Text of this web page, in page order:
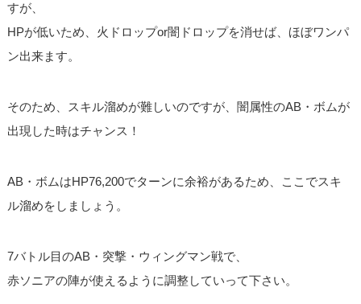
すが、
HPが低いため、火ドロップor闇ドロップを消せば、ほぼワンパ
ン出来ます。
そのため、スキル溜めが難しいのですが、闇属性のAB・ボムが
出現した時はチャンス！
AB・ボムはHP76,200でターンに余裕があるため、ここでスキ
ル溜めをしましょう。
7バトル目のAB・突撃・ウィングマン戦で、
赤ソニアの陣が使えるように調整していって下さい。